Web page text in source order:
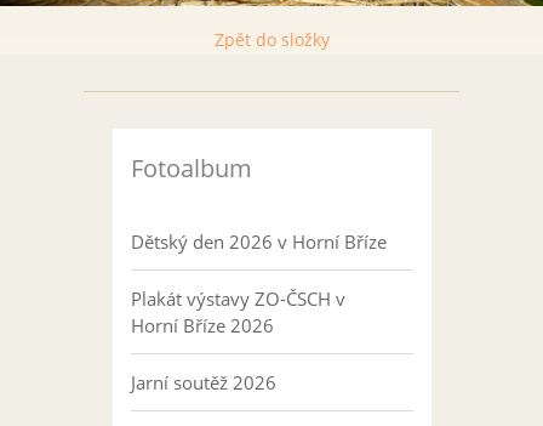
Zpět do složky
Fotoalbum
Dětský den 2026 v Horní Bříze
Plakát výstavy ZO-ČSCH v
Horní Bříze 2026
Jarní soutěž 2026